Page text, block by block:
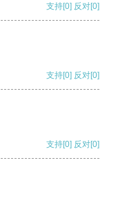
支持[0] 反对[0]
支持[0] 反对[0]
支持[0] 反对[0]